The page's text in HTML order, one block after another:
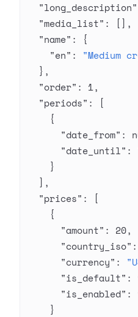
  "long_description"
  "media_list"
: [],
  "name"
: {
    "en"
: "Medium
  },
  "order"
: 1,
  "periods"
: [
    {
      "date_from"
:
      "date_until"
:
    }
  ],
  "prices"
: [
    {
      "amount"
: 20,
      "country_iso"
:
      "currency"
:
      "is_default"
:
      "is_enabled"
:
    }